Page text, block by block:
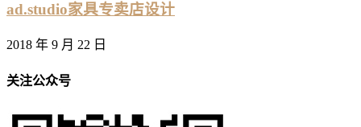
ad.studio家具专卖店设计
2018 年 9 月 22 日
关注公众号